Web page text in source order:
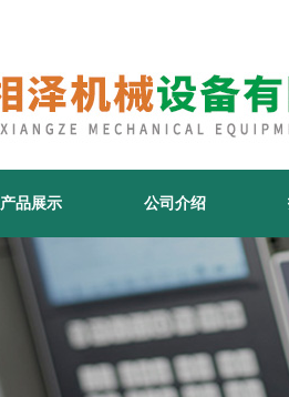
产品展示 公司介绍